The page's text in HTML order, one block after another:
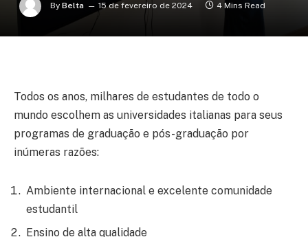
By Belta 15 de fevereiro de 2024 4 Mins Read
Todos os anos, milhares de estudantes de todo o
mundo escolhem as universidades italianas para seus
programas de graduação e pós-graduação por
inúmeras razões:
Ambiente internacional e excelente comunidade
estudantil
Ensino de alta qualidade